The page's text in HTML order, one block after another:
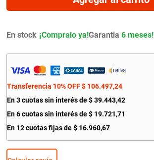
En stock Garantia 6 meses!
Transferencia 10% OFF $ 106.497,24
En 3 cuotas sin interés de $ 39.443,42
En 6 cuotas sin interés de$ 19.721,71
En 12 cuotas fijas de $ 16.960,67